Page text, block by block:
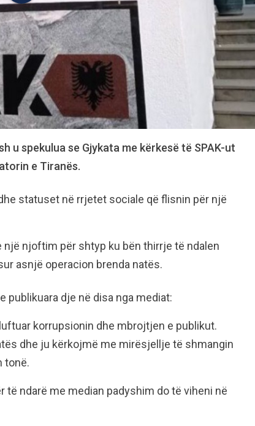
u spekulua se Gjykata me kërkesë të SPAK-ut
e Tiranës.
statuset në rrjetet sociale që flisnin për një
një njoftim për shtyp ku bën thirrje të ndalen
asnjë operacion brenda natës.
publikuara dje në disa nga mediat:
korrupsionin dhe mbrojtjen e publikut.
dhe ju kërkojmë me mirësjellje të shmangin
tonë.
ndarë me median padyshim do të viheni në